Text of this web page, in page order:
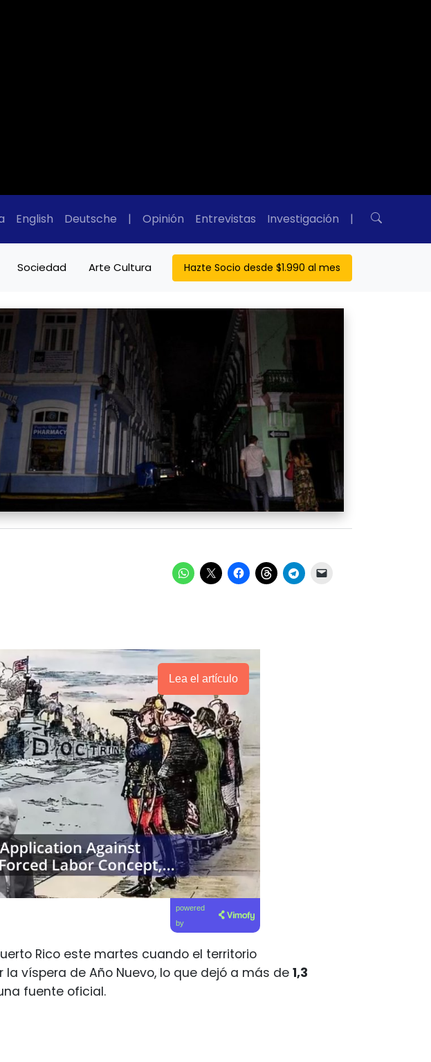
English Deutsche | Opinión Entrevistas Investigación |
Sociedad Arte Cultura Hazte Socio desde $1.990 al mes
Lea el artículo
powered
by
Rico este martes cuando el territorio
víspera de Año Nuevo, lo que dejó a más de 1,3
fuente oficial.